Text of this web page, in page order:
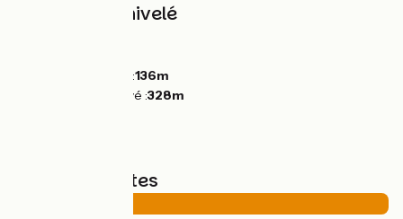
Pentes et dénivelé
Point le plus bas :136m
Point le plus élevé :328m
Types de routes